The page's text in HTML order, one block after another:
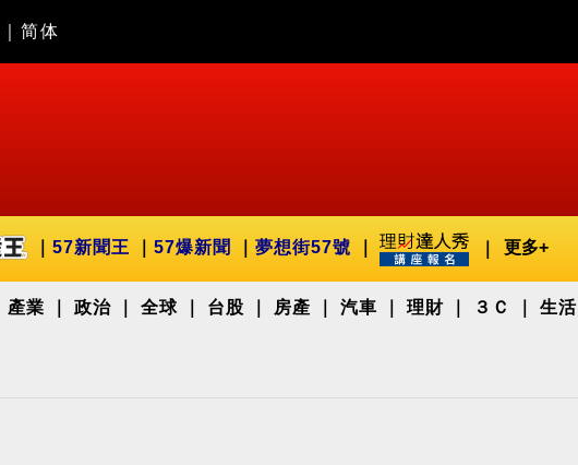
简体
57新聞王 57爆新聞 夢想街57號 更多+
產業 政治 全球 台股 房產 汽車 理財 ３Ｃ 生活